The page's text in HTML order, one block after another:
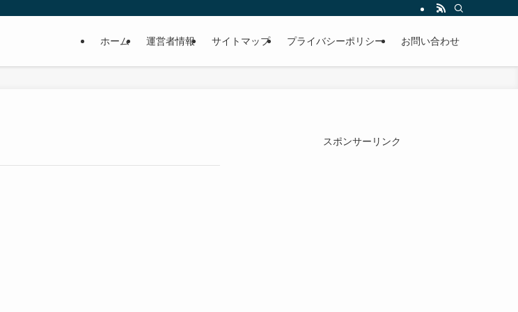
ホーム 運営者情報 サイトマップ プライバシーポリシー お問い合わせ
スポンサーリンク